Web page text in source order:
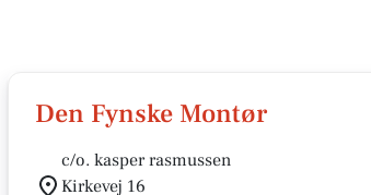
Den Fynske Montør
c/o. kasper rasmussen
Kirkevej 16